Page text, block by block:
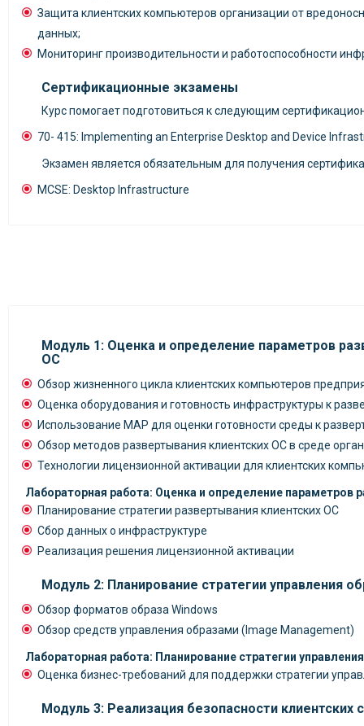
Защита клиентских компьютеров организации от
данных;
Мониторинг производительности и работоспособности
Сертификационные экзамены
Курс помогает подготовиться к следующим
70- 415: Implementing an Enterprise Desktop and Device
Экзамен является обязательным для получения
MCSE: Desktop Infrastructure
Модуль 1: Оценка и определение параметров
ОС
Обзор жизненного цикла клиентских компьютеров
Оценка оборудования и готовность инфраструктуры к
Использование MAP для оценки готовности среды к
Обзор методов развертывания клиентских ОС в среде
Технологии лицензионной активации для клиентских
Лабораторная работа: Оценка и определение параметров
Планирование стратегии развертывания клиентских ОС
Сбор данных о инфраструктуре
Реализация решения лицензионной активации
Модуль 2: Планирование стратегии управления
Обзор форматов образа Windows
Обзор средств управления образами (Image Management)
Лабораторная работа: Планирование стратегии
Оценка бизнес-требований для поддержки стратегии
Модуль 3: Реализация безопасности клиентских